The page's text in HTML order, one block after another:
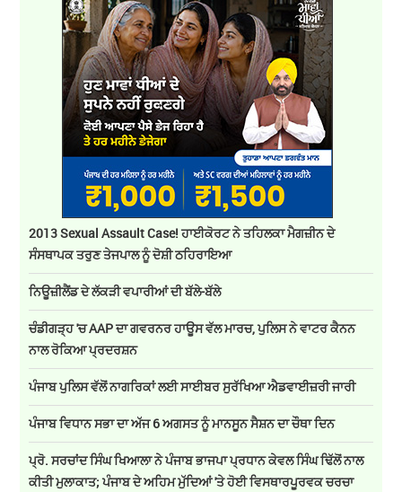
2013 Sexual Assault Case! ਹਾਈਕੋਰਟ ਨੇ ਤਹਿਲਕਾ ਮੈਗਜ਼ੀਨ ਦੇ
ਸੰਸਥਾਪਕ ਤਰੁਣ ਤੇਜਪਾਲ ਨੂੰ ਦੋਸ਼ੀ ਠਹਿਰਾਇਆ
ਨਿਊਜ਼ੀਲੈਂਡ ਦੇ ਲੱਕੜੀ ਵਪਾਰੀਆਂ ਦੀ ਬੱਲੇ-ਬੱਲੇ
ਚੰਡੀਗੜ੍ਹ 'ਚ AAP ਦਾ ਗਵਰਨਰ ਹਾਊਸ ਵੱਲ ਮਾਰਚ, ਪੁਲਿਸ ਨੇ ਵਾਟਰ ਕੈਨਨ
ਨਾਲ ਰੋਕਿਆ ਪ੍ਰਦਰਸ਼ਨ
ਪੰਜਾਬ ਪੁਲਿਸ ਵੱਲੋਂ ਨਾਗਰਿਕਾਂ ਲਈ ਸਾਈਬਰ ਸੁਰੱਖਿਆ ਐਡਵਾਈਜ਼ਰੀ ਜਾਰੀ
ਪੰਜਾਬ ਵਿਧਾਨ ਸਭਾ ਦਾ ਅੱਜ 6 ਅਗਸਤ ਨੂੰ ਮਾਨਸੂਨ ਸੈਸ਼ਨ ਦਾ ਚੌਥਾ ਦਿਨ
ਪ੍ਰੋ. ਸਰਚਾਂਦ ਸਿੰਘ ਖਿਆਲਾ ਨੇ ਪੰਜਾਬ ਭਾਜਪਾ ਪ੍ਰਧਾਨ ਕੇਵਲ ਸਿੰਘ ਢਿੱਲੋਂ ਨਾਲ
ਕੀਤੀ ਮੁਲਾਕਾਤ; ਪੰਜਾਬ ਦੇ ਅਹਿਮ ਮੁੱਦਿਆਂ 'ਤੇ ਹੋਈ ਵਿਸਥਾਰਪੂਰਵਕ ਚਰਚਾ